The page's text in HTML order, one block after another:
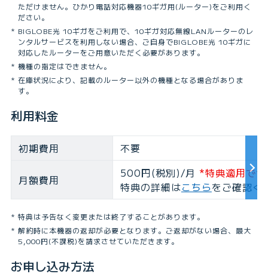
ただけません。ひかり電話対応機器10ギガ用(ルーター)をご利用く
ださい。
BIGLOBE光 10ギガをご利用で、10ギガ対応無線LANルーターのレ
ンタルサービスを利用しない場合、ご自身でBIGLOBE光 10ギガに
対応したルーターをご用意いただく必要があります。
機種の指定はできません。
在庫状況により、記載のルーター以外の機種となる場合がありま
す。
利用料金
初期費用 不要
月額費用 500円(税別)/月 *特典適用で
特典の詳細はこちらをご確認く
特典は予告なく変更または終了することがあります。
解約時に本機器の返却が必要となります。ご返却がない場合、最大
5,000円(不課税)を請求させていただきます。
お申し込み方法